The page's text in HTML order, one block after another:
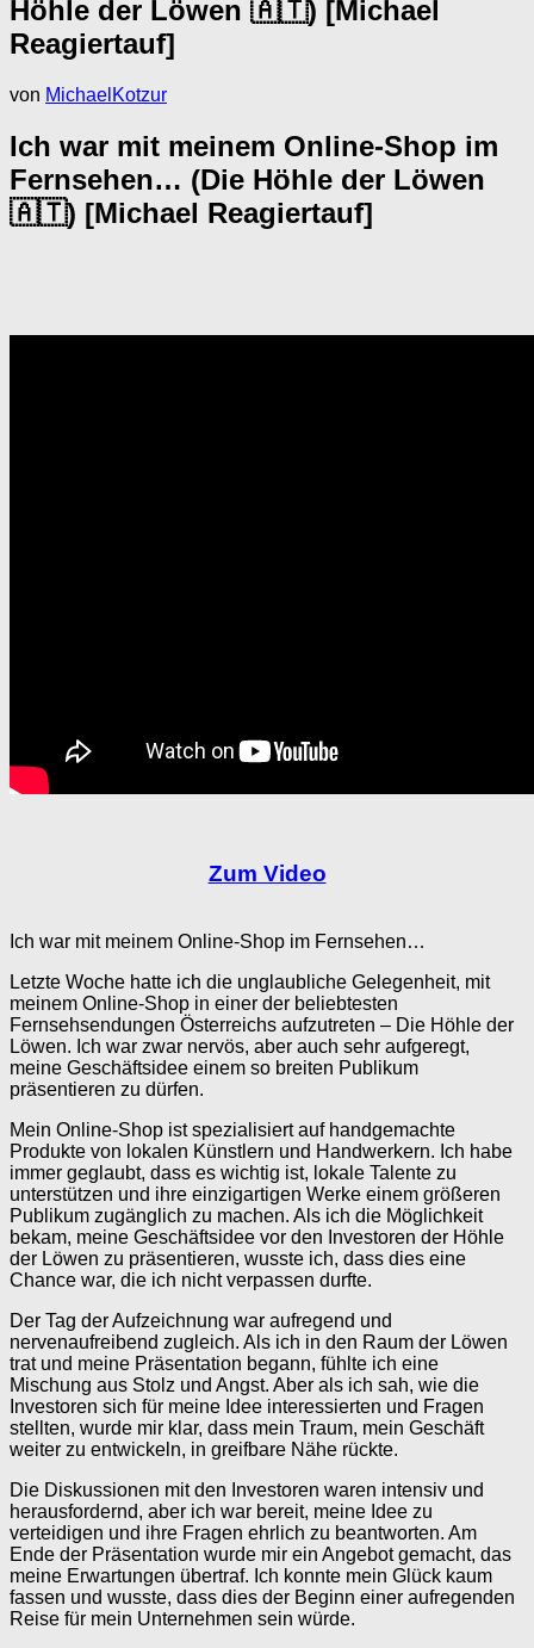
Höhle der Löwen 🇦🇹) [Michael
Reagiertauf]
von MichaelKotzur
Ich war mit meinem Online-Shop im
Fernsehen… (Die Höhle der Löwen
🇦🇹) [Michael Reagiertauf]
Zum Video
Ich war mit meinem Online-Shop im Fernsehen…
Letzte Woche hatte ich die unglaubliche Gelegenheit, mit
meinem Online-Shop in einer der beliebtesten
Fernsehsendungen Österreichs aufzutreten – Die Höhle der
Löwen. Ich war zwar nervös, aber auch sehr aufgeregt,
meine Geschäftsidee einem so breiten Publikum
präsentieren zu dürfen.
Mein Online-Shop ist spezialisiert auf handgemachte
Produkte von lokalen Künstlern und Handwerkern. Ich habe
immer geglaubt, dass es wichtig ist, lokale Talente zu
unterstützen und ihre einzigartigen Werke einem größeren
Publikum zugänglich zu machen. Als ich die Möglichkeit
bekam, meine Geschäftsidee vor den Investoren der Höhle
der Löwen zu präsentieren, wusste ich, dass dies eine
Chance war, die ich nicht verpassen durfte.
Der Tag der Aufzeichnung war aufregend und
nervenaufreibend zugleich. Als ich in den Raum der Löwen
trat und meine Präsentation begann, fühlte ich eine
Mischung aus Stolz und Angst. Aber als ich sah, wie die
Investoren sich für meine Idee interessierten und Fragen
stellten, wurde mir klar, dass mein Traum, mein Geschäft
weiter zu entwickeln, in greifbare Nähe rückte.
Die Diskussionen mit den Investoren waren intensiv und
herausfordernd, aber ich war bereit, meine Idee zu
verteidigen und ihre Fragen ehrlich zu beantworten. Am
Ende der Präsentation wurde mir ein Angebot gemacht, das
meine Erwartungen übertraf. Ich konnte mein Glück kaum
fassen und wusste, dass dies der Beginn einer aufregenden
Reise für mein Unternehmen sein würde.